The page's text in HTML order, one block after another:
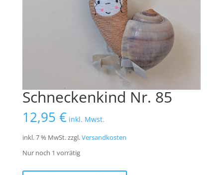
Schneckenkind Nr. 85
12,95 € inkl. Mwst.
inkl. 7 % MwSt.zzgl.Versandkosten
Nur noch 1 vorrätig